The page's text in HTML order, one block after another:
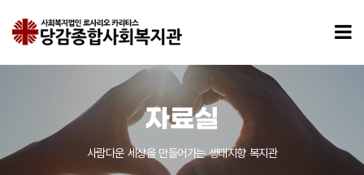
자료실
사람다운 세상을 만들어가는 생태지향 복지관